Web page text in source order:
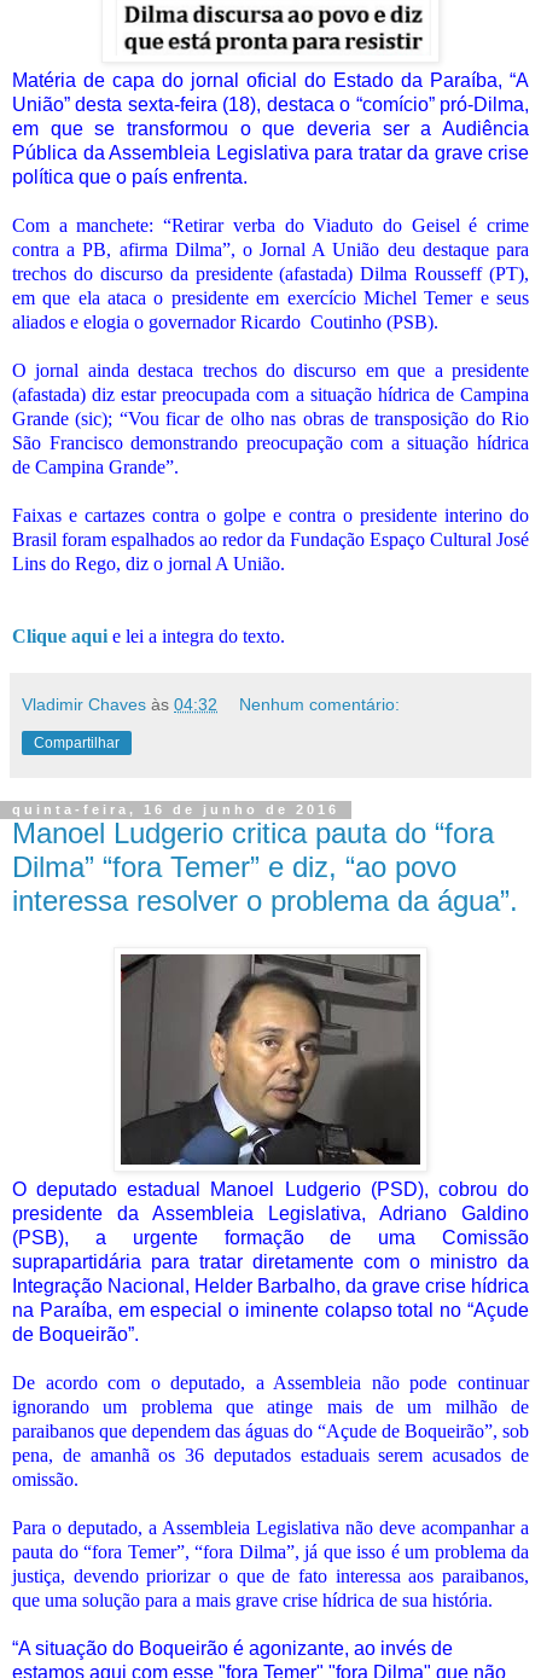
Matéria de capa do jornal oficial do Estado da Paraíba, “A
União” desta sexta-feira (18), destaca o “comício” pró-Dilma,
em que se transformou o que deveria ser a Audiência
Pública da Assembleia Legislativa para tratar da grave crise
política que o país enfrenta.
Com a manchete: “Retirar verba do Viaduto do Geisel é crime
contra a PB, afirma Dilma”, o Jornal A União deu destaque para
trechos do discurso da presidente (afastada) Dilma Rousseff (PT),
em que ela ataca o presidente em exercício Michel Temer e seus
aliados e elogia o governador Ricardo Coutinho (PSB).
O jornal ainda destaca trechos do discurso em que a presidente
(afastada) diz estar preocupada com a situação hídrica de Campina
Grande (sic); “Vou ficar de olho nas obras de transposição do Rio
São Francisco demonstrando preocupação com a situação hídrica
de Campina Grande”.
Faixas e cartazes contra o golpe e contra o presidente interino do
Brasil foram espalhados ao redor da Fundação Espaço Cultural José
Lins do Rego, diz o jornal A União.
Clique aquie lei a integra do texto.
Vladimir Chaves às 04:32 Nenhum comentário:
Compartilhar
quinta-feira, 16 de junho de 2016
Manoel Ludgerio critica pauta do “fora
Dilma” “fora Temer” e diz, “ao povo
interessa resolver o problema da água”.
O deputado estadual Manoel Ludgerio (PSD), cobrou do
presidente da Assembleia Legislativa, Adriano Galdino
(PSB), a urgente formação de uma Comissão
suprapartidária para tratar diretamente com o ministro da
Integração Nacional, Helder Barbalho, da grave crise hídrica
na Paraíba, em especial o iminente colapso total no “Açude
de Boqueirão”.
De acordo com o deputado, a Assembleia não pode continuar
ignorando um problema que atinge mais de um milhão de
paraibanos que dependem das águas do “Açude de Boqueirão”, sob
pena, de amanhã os 36 deputados estaduais serem acusados de
omissão.
Para o deputado, a Assembleia Legislativa não deve acompanhar a
pauta do “fora Temer”, “fora Dilma”, já que isso é um problema da
justiça, devendo priorizar o que de fato interessa aos paraibanos,
que uma solução para a mais grave crise hídrica de sua história.
“A situação do Boqueirão é agonizante, ao invés de
estamos aqui com esse "fora Temer" "fora Dilma" que não